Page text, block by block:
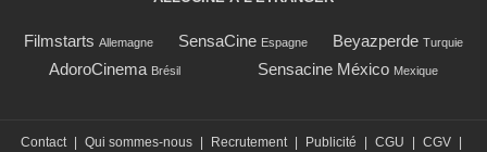
Filmstarts Allemagne SensaCine Espagne Beyazperde Turquie
AdoroCinema Brésil Sensacine México Mexique
Contact Qui sommes-nous Recrutement Publicité CGU CGV